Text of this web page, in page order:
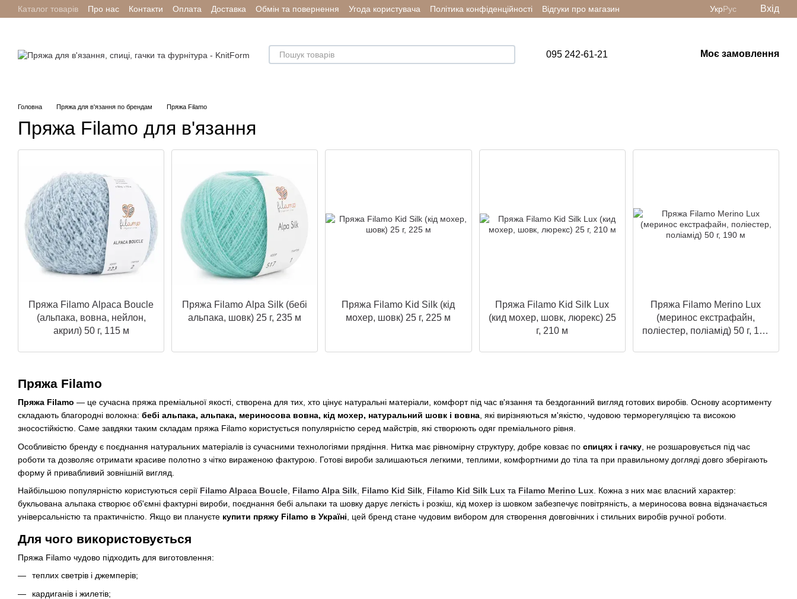
Перейти до основного контенту
Каталог товарів Про нас Контакти Оплата Доставка Обмін та повернення Угода користувача Політика конфіденційності Відгуки про магазин УкрРус Вхід
095 242-61-21 Моє замовлення
Головна Пряжа для в'язання по брендам Пряжа Filamo
Пряжа Filamo для в'язання
Пряжа Filamo
Пряжа Filamo — це сучасна пряжа преміальної якості, створена для тих, хто цінує натуральні матеріали, комфорт під час в'язання та бездоганний вигляд готових виробів. Основу асортименту
складають благородні волокна: бебі альпака, альпака, мериносова вовна, кід мохер, натуральний шовк і вовна , які вирізняються м'якістю, чудовою терморегуляцією та високою
зносостійкістю. Саме завдяки таким складам пряжа Filamo користується популярністю серед майстрів, які створюють одяг преміального рівня.
Особливістю бренду є поєднання натуральних матеріалів із сучасними технологіями прядіння. Нитка має рівномірну структуру, добре ковзає по спицях і гачку , не розшаровується під час
роботи та дозволяє отримати красиве полотно з чітко вираженою фактурою. Готові вироби залишаються легкими, теплими, комфортними до тіла та при правильному догляді довго зберігають
форму й привабливий зовнішній вигляд.
Найбільшою популярністю користуються серії Filamo Alpaca Boucle Filamo Alpa Silk Filamo Kid Silk Filamo Kid Silk Lux та Filamo Merino Lux . Кожна з них має власний характер:
букльована альпака створює об'ємні фактурні вироби, поєднання бебі альпаки та шовку дарує легкість і розкіш, кід мохер із шовком забезпечує повітряність, а мериносова вовна відзначається
універсальністю та практичністю. Якщо ви плануєте купити пряжу Filamo в Україні , цей бренд стане чудовим вибором для створення довговічних і стильних виробів ручної роботи.
Для чого використовується
Пряжа Filamo чудово підходить для виготовлення:
теплих светрів і джемперів;
кардиганів і жилетів;
Пряжа Filamo Alpaca Boucle
(альпака, вовна, нейлон,
акрил) 50 г, 115 м
Пряжа Filamo Alpa Silk (бебі
альпака, шовк) 25 г, 235 м
Пряжа Filamo Kid Silk (кід
мохер, шовк) 25 г, 225 м
Пряжа Filamo Kid Silk Lux
(кид мохер, шовк, люрекс) 25
г, 210 м
Пряжа Filamo Merino Lux
(меринос екстрафайн,
поліестер, поліамід) 50 г, 190